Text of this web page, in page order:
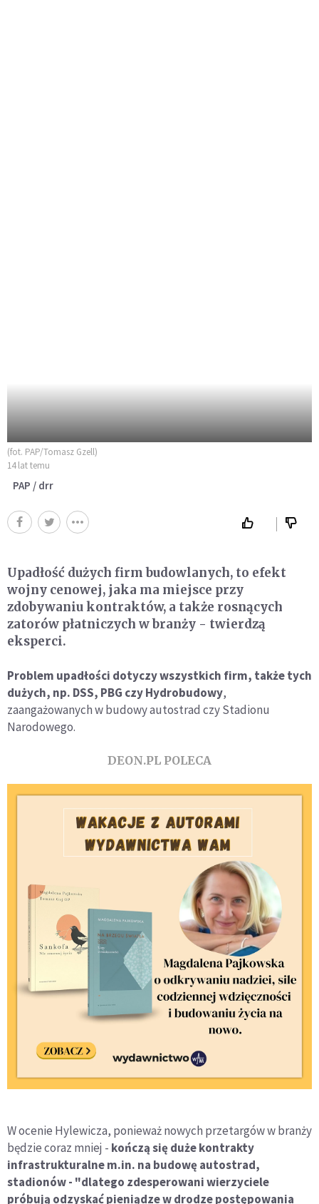
(fot. PAP/Tomasz Gzell)
14 lat temu
PAP / drr
Upadłość dużych firm budowlanych, to efekt
wojny cenowej, jaka ma miejsce przy
zdobywaniu kontraktów, a także rosnących
zatorów płatniczych w branży - twierdzą
eksperci.
Problem upadłości dotyczy wszystkich firm, także tych
dużych, np. DSS, PBG czy Hydrobudowy,
zaangażowanych w budowy autostrad czy Stadionu
Narodowego.
DEON.PL POLECA
W ocenie Hylewicza, ponieważ nowych przetargów w branży
będzie coraz mniej - kończą się duże kontrakty
infrastrukturalne m.in. na budowę autostrad,
stadionów - "dlatego zdesperowani wierzyciele
próbują odzyskać pieniądze w drodze postępowania